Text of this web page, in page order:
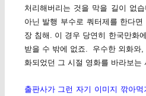
처리해버리는 것을 막을 길이 없
아닌 발행 부수로 쿼터제를 한다
장 침해. 이 경우 당연히 한국만화
받을 수 밖에 없죠. 우수한 외화와,
화되었던 그 시절 영화를 바라보는
출판사가 그런 자기 이미지 깎아먹